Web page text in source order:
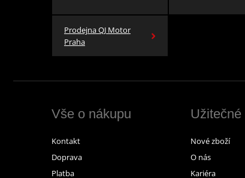
Prodejna QJ Motor
Praha
Vše o nákupu
Kontakt
Doprava
Platba
Nové zboží
O nás
Kariéra